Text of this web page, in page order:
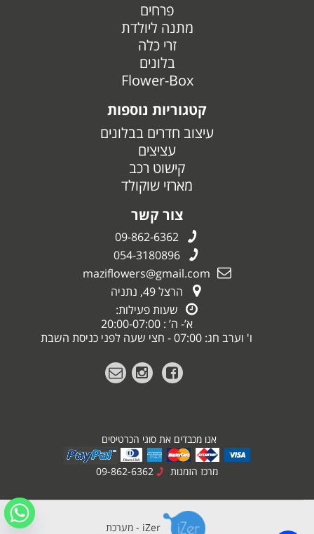
פרחים
מתנה ליולדת
זרי כלה
בלונים
Flower-Box
קטגוריות נוספות
עיצוב חדרים בבלונים
עציצים
קישוט רכב
מארזי שוקולד
צור קשר
09-862-6362
054-3180896
maziflowers@gmail.com
הרצל 49, נתניה
שעות פעילות:
א’- ה’ : 20:00-07:00
ו' וערב חג: 07:00 - חצי שעה לפני כניסת השבת
אנו מכבדים את סוגי הכרטיסים
מרכז הזמנות
iZer - מערכת